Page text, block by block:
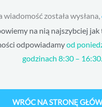
wiadomość została wysłana,
na nią najszybciej jak
odpowiadamyod
godzinach 8:30 – 16:30.
WRÓC NA STRONĘ